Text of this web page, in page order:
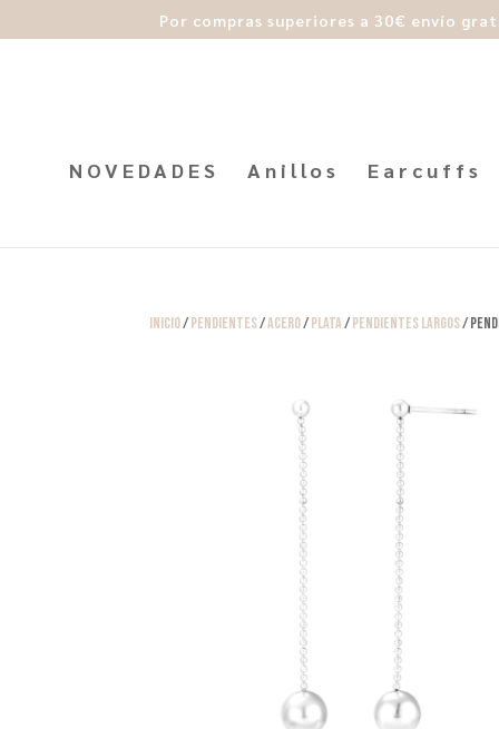
Por compras superiores a 30€ envío
NOVEDADES Anillos Earcuffs
Inicio/Pendientes/Acero/Plata/Pendientes Largos/